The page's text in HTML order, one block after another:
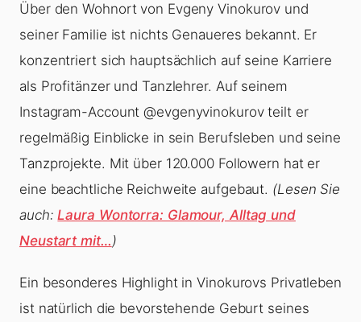
Über den Wohnort von Evgeny Vinokurov und
seiner Familie ist nichts Genaueres bekannt. Er
konzentriert sich hauptsächlich auf seine Karriere
als Profitänzer und Tanzlehrer. Auf seinem
Instagram-Account @evgenyvinokurov teilt er
regelmäßig Einblicke in sein Berufsleben und seine
Tanzprojekte. Mit über 120.000 Followern hat er
eine beachtliche Reichweite aufgebaut. (Lesen Sie
auch:Laura Wontorra: Glamour, Alltag und
Neustart mit…)
Ein besonderes Highlight in Vinokurovs Privatleben
ist natürlich die bevorstehende Geburt seines